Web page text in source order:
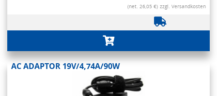
(net. 26,05 €) zzgl. Versandkosten
AC ADAPTOR 19V/4,74A/90W